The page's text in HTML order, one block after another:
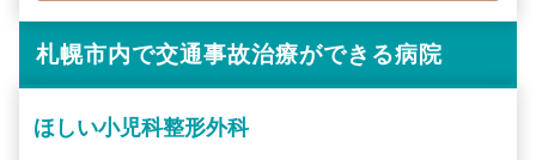
札幌市内で交通事故治療ができる病院
ほしい小児科整形外科